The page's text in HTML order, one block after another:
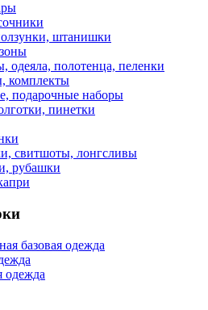
штанишки
одеяла, полотенца, пеленки
комплекты
подарочные наборы
пинетки
свитшоты, лонгсливы
рубашки
базовая одежда
одежда